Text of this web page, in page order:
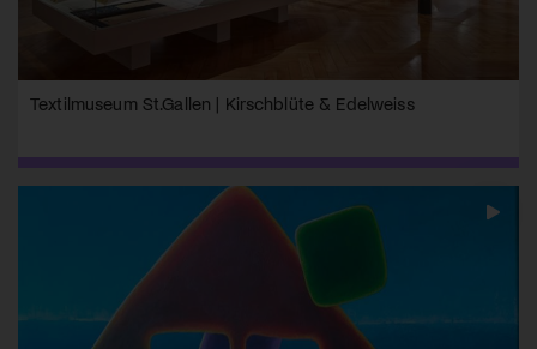
Textilmuseum St.Gallen | Kirschblüte & Edelweiss